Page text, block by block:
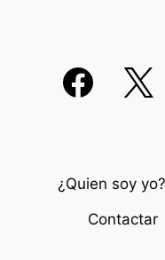
¿Quien soy yo?
Contactar